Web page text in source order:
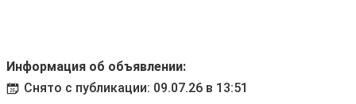
Информация об объявлении:
Снято с публикации: 09.07.26 в 13:51